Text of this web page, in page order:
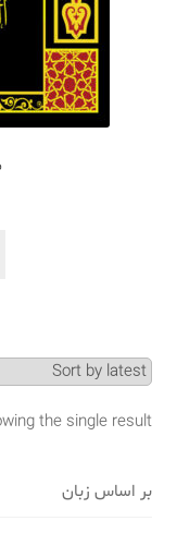
سبد خرید
قوانین و مقررات
the single result
بر اساس زبان